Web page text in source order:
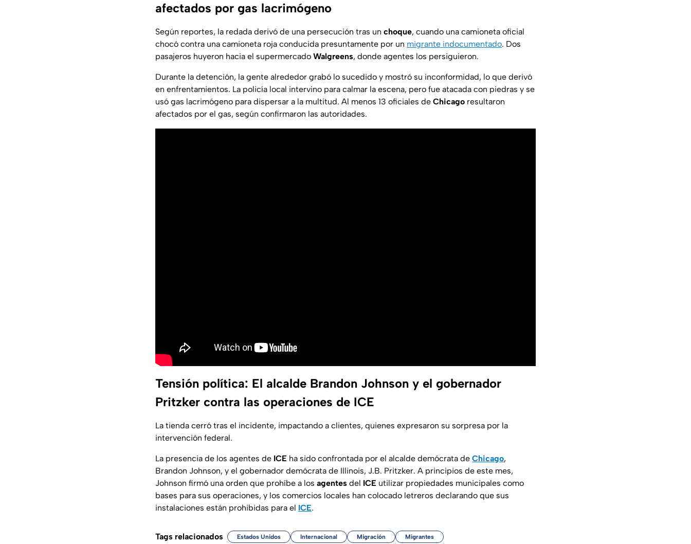
afectados por gas lacrimógeno
Según reportes, la redada derivó de una persecución tras un choque, cuando una camioneta oficial
chocó contra una camioneta roja conducida presuntamente por un migrante indocumentado. Dos
pasajeros huyeron hacia el supermercado Walgreens, donde agentes los persiguieron.
Durante la detención, la gente alrededor grabó lo sucedido y mostró su inconformidad, lo que derivó
en enfrentamientos. La policía local intervino para calmar la escena, pero fue atacada con piedras y se
usó gas lacrimógeno para dispersar a la multitud. Al menos 13 oficiales de Chicago resultaron
afectados por el gas, según confirmaron las autoridades.
Tensión política: El alcalde Brandon Johnson y el gobernador
Pritzker contra las operaciones de ICE
La tienda cerró tras el incidente, impactando a clientes, quienes expresaron su sorpresa por la
intervención federal.
La presencia de los agentes de ICE ha sido confrontada por el alcalde demócrata de Chicago,
Brandon Johnson, y el gobernador demócrata de Illinois, J.B. Pritzker. A principios de este mes,
Johnson firmó una orden que prohíbe a los agentes del ICE utilizar propiedades municipales como
bases para sus operaciones, y los comercios locales han colocado letreros declarando que sus
instalaciones están prohibidas para el ICE.
Tags relacionados Estados Unidos Internacional Migración Migrantes